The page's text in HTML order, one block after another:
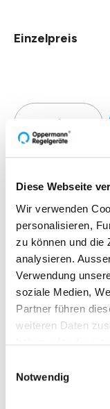
Diese Webseite
Wir verwenden
personalisieren,
zu können und die
analysieren.
Verwendung
soziale Medien,
Partner führen
weiteren Daten
Notwendig
Einzelpreis
Downloads